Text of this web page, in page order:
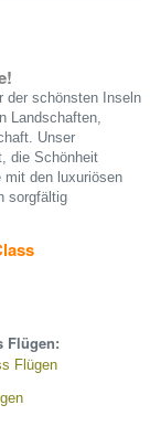
der schönsten Inseln
Landschaften,
Unser
die Schönheit
mit den luxuriösen
sorgfältig
Service,
auf Kreta zur
auf geräumige
und Zugang
ausgelegt, Ihnen
und bereit für
Flügen:
Flügen